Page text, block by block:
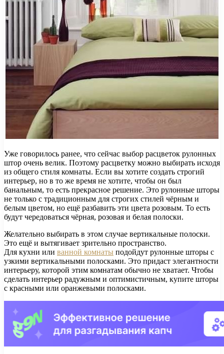
Уже говорилось ранее, что сейчас выбор расцветок рулонных
штор очень велик. Поэтому расцветку можно выбирать исходя
из общего стиля комнаты. Если вы хотите создать строгий
интерьер, но в то же время не хотите, чтобы он был
банальным, то есть прекрасное решение. Это рулонные шторы
не только с традиционным для строгих стилей чёрным и
белым цветом, но ещё разбавить эти цвета розовым. То есть
будут чередоваться чёрная, розовая и белая полоски.
Желательно выбирать в этом случае вертикальные полоски.
Это ещё и вытягивает зрительно пространство.
Для кухни или ванной комнаты подойдут рулонные шторы с
узкими вертикальными полосками. Это придаст элегантности
интерьеру, которой этим комнатам обычно не хватает. Чтобы
сделать интерьер радужным и оптимистичным, купите шторы
с красными или оранжевыми полосками.